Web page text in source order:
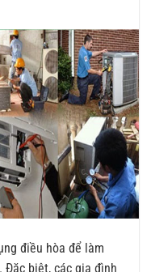
điều hòa để làm
Đặc biệt, các gia đình